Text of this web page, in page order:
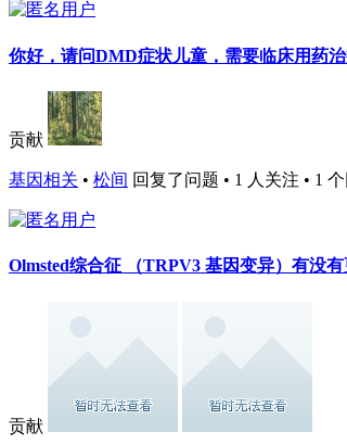
你好，请问DMD症状儿童，需要临床用药
贡献
基因相关 • 松间 回复了问题 • 1 人关注 • 1
Olmsted综合征 （TRPV3 基因变异）有没
贡献